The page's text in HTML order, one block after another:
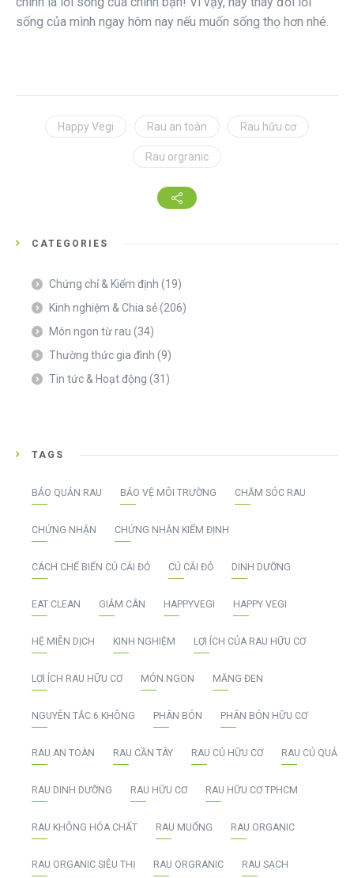
sống của mình ngay hôm nay nếu muốn sống thọ hơn nhé.
Happy Vegi Rau an toàn Rau hữu cơ
Rau orgranic
CATEGORIES
Chứng chỉ & Kiểm định (19)
Kinh nghiệm & Chia sẻ(206)
Món ngon từ rau (34)
Thường thức gia đình (9)
Tin tức & Hoạt động (31)
TAGS
BẢO QUẢN RAU BẢO VỆ MÔI TRƯỜNG CHĂM SÓC RAU
CHỨNG NHẬN CHỨNG NHẬN KIỂM ĐỊNH
CÁCH CHẾ BIẾN CỦ CẢI ĐỎ CỦ CẢI ĐỎ DINH DƯỠNG
EAT CLEAN GIẢM CÂN HAPPYVEGI HAPPY VEGI
HỆ MIỄN DỊCH KINH NGHIỆM LỢI ÍCH CỦA RAU HỮU CƠ
LỢI ÍCH RAU HỮU CƠ MÓN NGON MĂNG ĐEN
NGUYÊN TẮC 6 KHÔNG PHÂN BÓN PHÂN BÓN HỮU CƠ
RAU AN TOÀN RAU CẦN TÂY RAU CỦ HỮU CƠ RAU CỦ QUẢ
RAU DINH DƯỠNG RAU HỮU CƠ RAU HỮU CƠ TPHCM
RAU KHÔNG HÓA CHẤT RAU MUỐNG RAU ORGANIC
RAU ORGANIC SIÊU THỊ RAU ORGRANIC RAU SẠCH